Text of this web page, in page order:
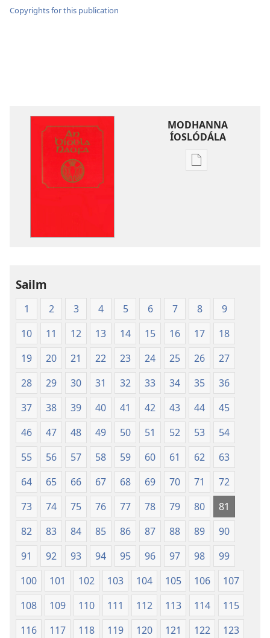
Copyrights for this publication
MODHANNA
ÍOSLÓDÁLA
Modhanna
Sailm
1 2 3 4 5 6 7 8
9
10
11 12 13 14 15 16 17
18
19
20 21 22 23 24 25 26
27
28
29 30 31 32 33 34 35
36
37
38 39 40 41 42 43 44
45
46
47 48 49 50 51 52 53
54
55
56 57 58 59 60 61 62
63
64
65 66 67 68 69 70 71
72
73
74 75 76 77 78 79 80
81
82
83 84 85 86 87 88 89
90
91
92 93 94 95 96 97 98
99
100
101 102 103 104 105 106
107
108
109 110 111 112 113 114
115
116
117 118 119 120 121 122
123